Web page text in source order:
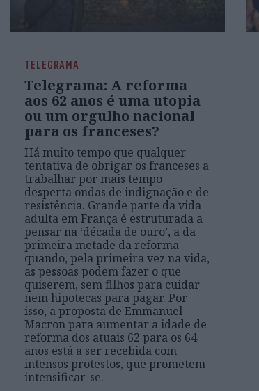
TELEGRAMA
Telegrama: A reforma
aos 62 anos é uma utopia
ou um orgulho nacional
para os franceses?
Há muito tempo que qualquer
tentativa de obrigar os franceses a
trabalhar por mais tempo
desperta ondas de indignação e de
resistência. Grande parte da vida
adulta em França é estruturada a
pensar na ‘década de ouro’, a da
primeira metade da reforma
quando, pela primeira vez na vida,
as pessoas podem fazer o que
quiserem, sem filhos para cuidar
nem hipotecas para pagar. Por
isso, a proposta de Emmanuel
Macron para aumentar a idade de
reforma dos atuais 62 para os 64
anos está a ser recebida com
intensos protestos, que prometem
intensificar-se.